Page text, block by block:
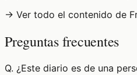
→ Ver todo el contenido de
Preguntas frecuentes
Q. ¿Este diario es de una